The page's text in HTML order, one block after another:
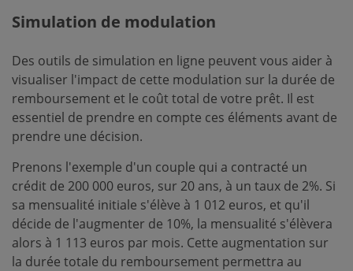
Simulation de modulation
Des outils de simulation en ligne peuvent vous aider à
visualiser l'impact de cette modulation sur la durée de
remboursement et le coût total de votre prêt. Il est
essentiel de prendre en compte ces éléments avant de
prendre une décision.
Prenons l'exemple d'un couple qui a contracté un
crédit de 200 000 euros, sur 20 ans, à un taux de 2%. Si
sa mensualité initiale s'élève à 1 012 euros, et qu'il
décide de l'augmenter de 10%, la mensualité s'élèvera
alors à 1 113 euros par mois. Cette augmentation sur
la durée totale du remboursement permettra au